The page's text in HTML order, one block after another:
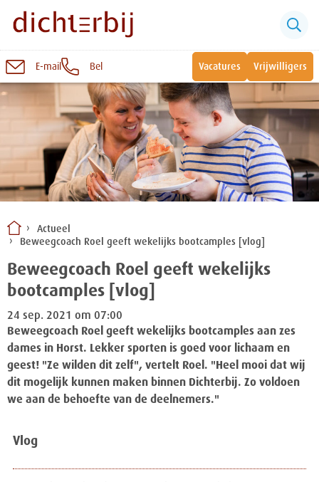
Naar
inhoud
E-mail Bel Vacatures Vrijwilligers
Actueel
Beweegcoach Roel geeft wekelijks bootcamples [vlog]
Beweegcoach Roel geeft wekelijks
bootcamples [vlog]
24 sep. 2021 om 07:00
Beweegcoach Roel geeft wekelijks bootcamples aan zes
dames in Horst. Lekker sporten is goed voor lichaam en
geest! "Ze wilden dit zelf", vertelt Roel. "Heel mooi dat wij
dit mogelijk kunnen maken binnen Dichterbij. Zo voldoen
we aan de behoefte van de deelnemers."
Vlog
Sluiten
Snel naar:
Wonen bij Dichterbij
Vrije dagbestedingsplekken